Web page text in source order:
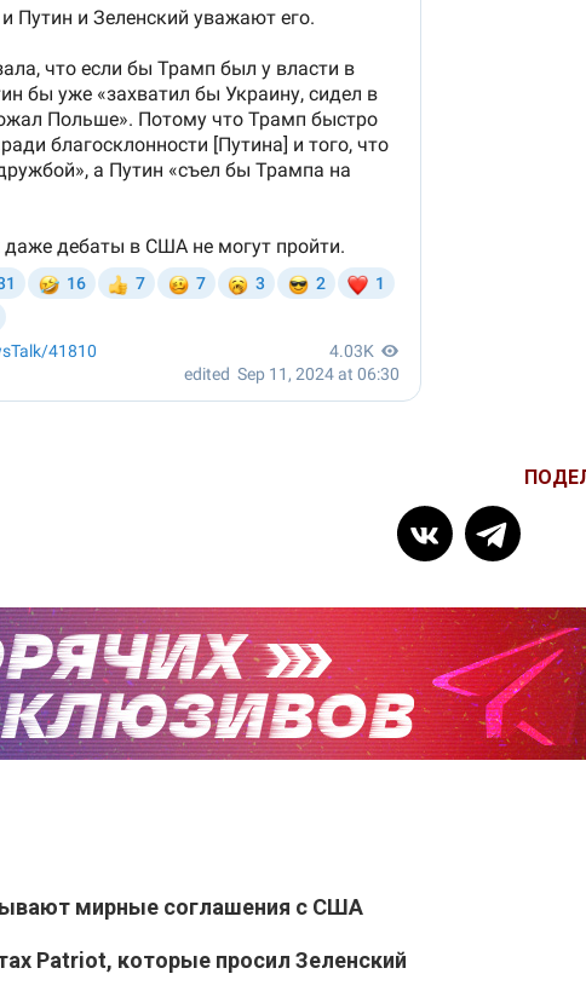
мирные соглашения с США
Patriot, которые просил Зеленский